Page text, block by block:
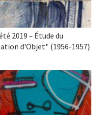
2019 – Étude du
d'Objet" (1956-1957)